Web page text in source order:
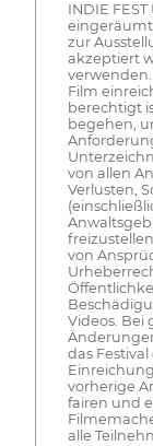
INDIE
zur
akzeptiert
verwenden.
Film
berechtigt
begehen,
von allen
Verlusten,
von
Videos. Bei
das Festival
vorherige
fairen und
alle